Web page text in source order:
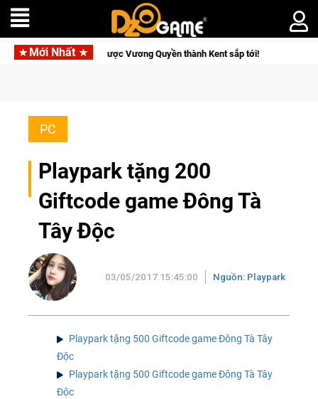
Mới Nhất
về tay kẻ đoạt được Vương Quyền thành Kent sắp tới!
PC
Playpark tặng 200
Giftcode game Đông Tà
Tây Độc
03/05/2017 15:45:00 Nguồn: Playpark
Playpark tặng 500 Giftcode game Đông Tà Tây
Độc
Playpark tặng 500 Giftcode game Đông Tà Tây
Độc